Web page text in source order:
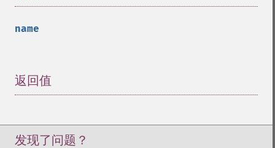
name
返回值
发现了问题？